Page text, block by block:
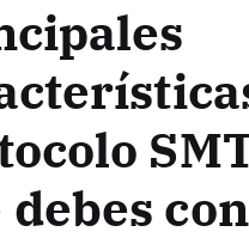
debes